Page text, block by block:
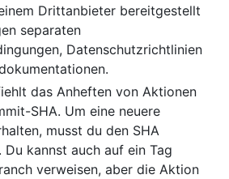
Drittanbieter bereitgestellt
separaten
Datenschutzrichtlinien
das Anheften von Aktionen
SHA. Um eine neuere
musst du den SHA
Du kannst auch auf ein Tag
verweisen, aber die Aktion